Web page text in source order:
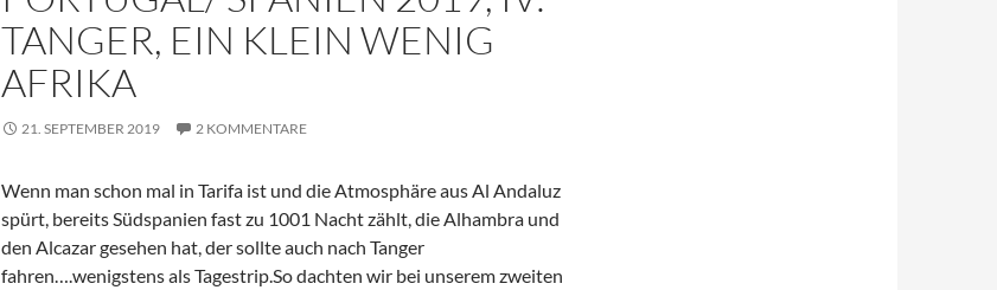
TANGER, EIN KLEIN WENIG
AFRIKA
21. SEPTEMBER 2019 2 KOMMENTARE
Wenn man schon mal in Tarifa ist und die Atmosphäre aus Al Andaluz
spürt, bereits Südspanien fast zu 1001 Nacht zählt, die Alhambra und
den Alcazar gesehen hat, der sollte auch nach Tanger
fahren….wenigstens als Tagestrip.So dachten wir bei unserem zweiten